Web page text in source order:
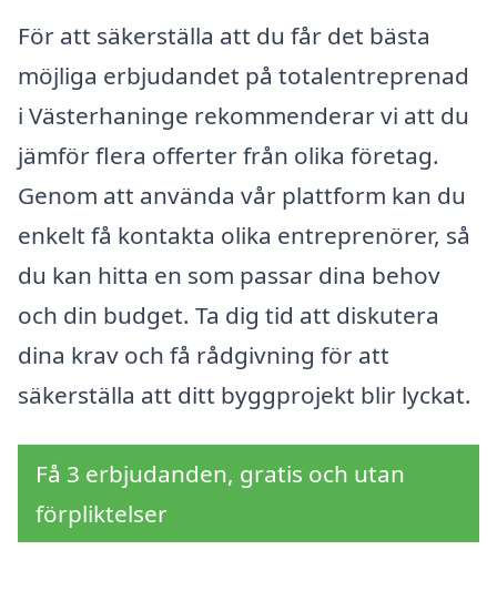
För att säkerställa att du får det bästa
möjliga erbjudandet på totalentreprenad
i Västerhaninge rekommenderar vi att du
jämför flera offerter från olika företag.
Genom att använda vår plattform kan du
enkelt få kontakta olika entreprenörer, så
du kan hitta en som passar dina behov
och din budget. Ta dig tid att diskutera
dina krav och få rådgivning för att
säkerställa att ditt byggprojekt blir lyckat.
Få 3 erbjudanden, gratis och utan
förpliktelser